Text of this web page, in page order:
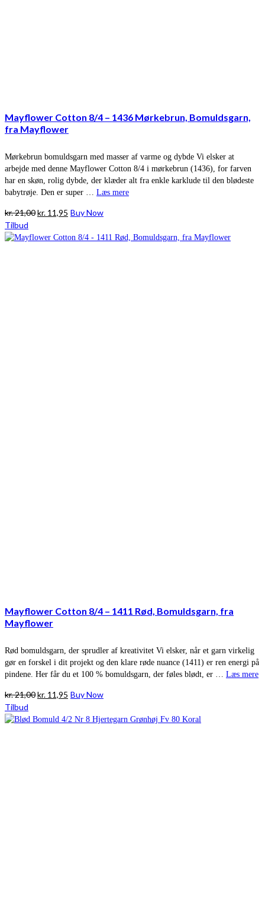
Mayflower Cotton 8/4 – 1436 Mørkebrun, Bomuldsgarn,
fra Mayflower
Mørkebrun bomuldsgarn med masser af varme og dybde Vi elsker at
arbejde med denne Mayflower Cotton 8/4 i mørkebrun (1436), for farven
har en skøn, rolig dybde, der klæder alt fra enkle karklude til den blødeste
babytrøje. Den er super … Læs mere
kr.21,00Den
pris
kr. 11,95 Den
pris
Buy Now
Tilbud
Mayflower Cotton 8/4 – 1411 Rød, Bomuldsgarn, fra
Mayflower
Rød bomuldsgarn, der sprudler af kreativitet Vi elsker, når et garn virkelig
gør en forskel i dit projekt og den klare røde nuance (1411) er ren energi på
pindene. Her får du et 100 % bomuldsgarn, der føles blødt, er … Læs mere
kr.21,00Den
pris
kr. 11,95 Den
pris
Buy Now
Tilbud